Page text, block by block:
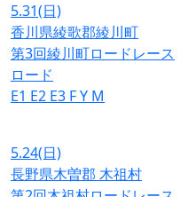
5.31(日)
香川県綾歌郡綾川町
第3回綾川町ロードレース
ロード
E1 E2 E3 FY M
5.24(日)
長野県木曽郡 木祖村